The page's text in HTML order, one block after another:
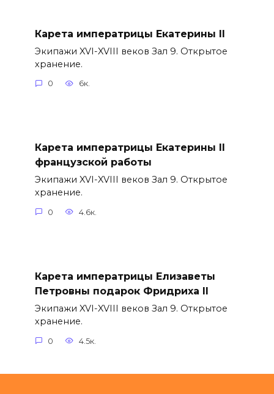
Карета императрицы Екатерины II
Экипажи XVI-XVIII веков Зал 9. Открытое
хранение.
0 6к.
Карета императрицы Екатерины II
французской работы
Экипажи XVI-XVIII веков Зал 9. Открытое
хранение.
0 4.6к.
Карета императрицы Елизаветы
Петровны подарок Фридриха II
Экипажи XVI-XVIII веков Зал 9. Открытое
хранение.
0 4.5к.